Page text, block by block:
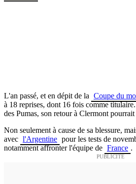
L'an passé, et en dépit de la Coupe du
à 18 reprises, dont 16 fois comme
des Pumas, son retour à Clermont pourrait
Non seulement à cause de sa blessure,
avec l'Argentine pour les tests de
notamment affronter l'équipe de France .